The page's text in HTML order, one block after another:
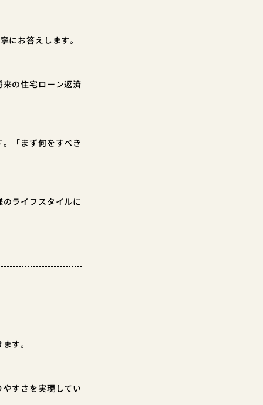
にお答えします。
の住宅ローン返済
「まず何をすべき
ライフスタイルに
す。
すさを実現してい